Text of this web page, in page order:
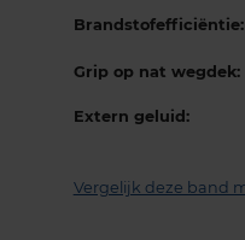
Brandstofefficiëntie:
Grip op nat wegdek:
Extern geluid:
Vergelijk deze band